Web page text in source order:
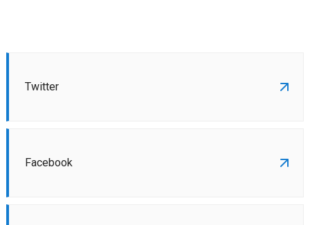
Twitter
Facebook